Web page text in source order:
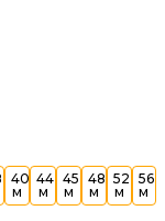
40
м
44
м
45
м
48
м
52
м
56
м